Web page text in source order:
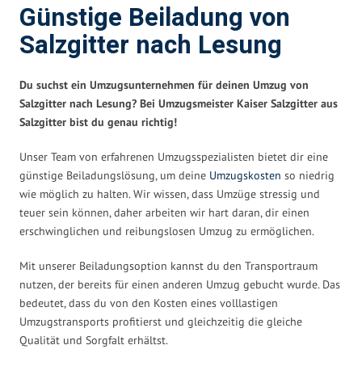
Günstige Beiladung von
Salzgitter nach Lesung
Du suchst ein Umzugsunternehmen für deinen Umzug von
Salzgitter nach Lesung? Bei Umzugsmeister Kaiser Salzgitter aus
Salzgitter bist du genau richtig!
Unser Team von erfahrenen Umzugsspezialisten bietet dir eine
günstige Beiladungslösung, um deine Umzugskosten so niedrig
wie möglich zu halten. Wir wissen, dass Umzüge stressig und
teuer sein können, daher arbeiten wir hart daran, dir einen
erschwinglichen und reibungslosen Umzug zu ermöglichen.
Mit unserer Beiladungsoption kannst du den Transportraum
nutzen, der bereits für einen anderen Umzug gebucht wurde. Das
bedeutet, dass du von den Kosten eines volllastigen
Umzugstransports profitierst und gleichzeitig die gleiche
Qualität und Sorgfalt erhältst.